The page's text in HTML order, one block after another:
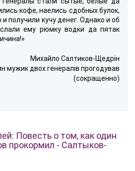
кофе, наелись сдобных булок,
получили кучу денег. Однако и об
ему рюмку водки да пятак
Михайло Салтиков-Щедрін
мужик двох генералів прогодував
(сокращенно)
Повесть о том, как один
прокормил - Салтыков-